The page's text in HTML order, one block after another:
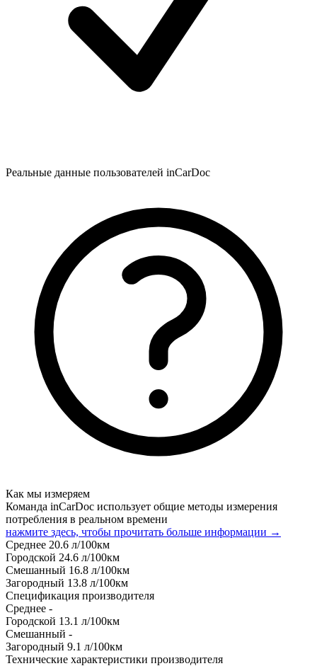
Реальные данные пользователей inCarDoc
Как мы измеряем
Команда inCarDoc использует общие методы измерения
потребления в реальном времени
нажмите здесь, чтобы прочитать больше информации →
Среднее 20.6 л/100км
Городской 24.6 л/100км
Смешанный 16.8 л/100км
Загородный 13.8 л/100км
Спецификация производителя
Среднее -
Городской 13.1 л/100км
Смешанный -
Загородный 9.1 л/100км
Технические характеристики производителя